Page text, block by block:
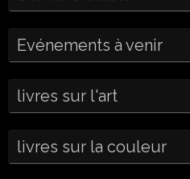
Evénements à venir
livres sur l'art
livres sur la couleur